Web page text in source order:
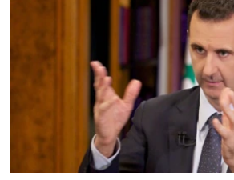
ВСЕ ЗА ДЕНЬ
СПЕЦПРОЕКТИ
ВІДЕОУРОКИ «ELIFBE»
СВІДЧЕННЯ ОКУПАЦІЇ
ЯК ОБІЙТИ БЛОКУВАННЯ